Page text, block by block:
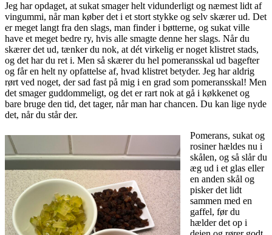
Jeg har opdaget, at sukat smager helt vidunderligt og næmest lidt af
vingummi, når man køber det i et stort stykke og selv skærer ud. Det
er meget langt fra den slags, man finder i bøtterne, og sukat ville
have et meget bedre ry, hvis alle smagte denne her slags. Når du
skærer det ud, tænker du nok, at dét virkelig er noget klistret stads,
og det har du ret i. Men så skærer du hel pomeransskal ud bagefter
og får en helt ny opfattelse af, hvad klistret betyder. Jeg har aldrig
rørt ved noget, der sad fast på mig i en grad som pomeransskal! Men
det smager guddommeligt, og det er rart nok at gå i køkkenet og
bare bruge den tid, det tager, når man har chancen. Du kan lige nyde
det, når du står der.
Pomerans, sukat og
rosiner hældes nu i
skålen, og så slår du
æg ud i et glas eller
en anden skål og
pisker det lidt
sammen med en
gaffel, før du
hælder det op i